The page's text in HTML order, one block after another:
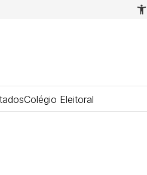
Colégio Eleitoral